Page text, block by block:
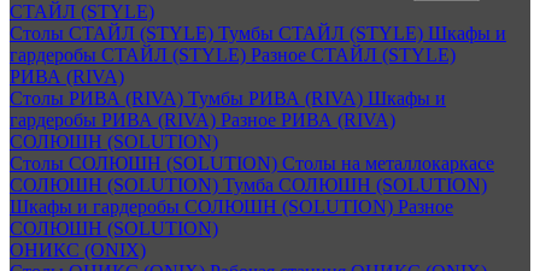
СТАЙЛ (STYLE)
Столы СТАЙЛ (STYLE) Тумбы СТАЙЛ (STYLE) Шкафы и
гардеробы СТАЙЛ (STYLE) Разное СТАЙЛ (STYLE)
РИВА (RIVA)
Столы РИВА (RIVA) Тумбы РИВА (RIVA) Шкафы и
гардеробы РИВА (RIVA) Разное РИВА (RIVA)
СОЛЮШН (SOLUTION)
Столы СОЛЮШН (SOLUTION) Столы на металлокаркасе
СОЛЮШН (SOLUTION) Тумба СОЛЮШН (SOLUTION)
Шкафы и гардеробы СОЛЮШН (SOLUTION) Разное
СОЛЮШН (SOLUTION)
ОНИКС (ONIX)